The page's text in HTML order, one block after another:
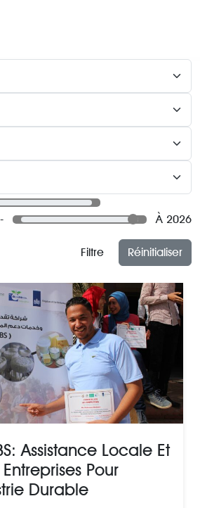
-
À 2026
Filtre Réinitialiser
Assistance Locale Et
Pour
Durable